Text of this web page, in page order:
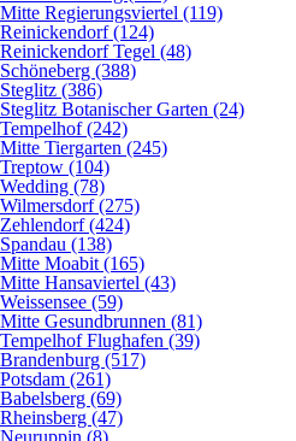
Mitte Regierungsviertel (119)
Reinickendorf (124)
Reinickendorf Tegel (48)
Schöneberg (388)
Steglitz (386)
Steglitz Botanischer Garten (24)
Tempelhof (242)
Mitte Tiergarten (245)
Treptow (104)
Wedding (78)
Wilmersdorf (275)
Zehlendorf (424)
Spandau (138)
Mitte Moabit (165)
Mitte Hansaviertel (43)
Weissensee (59)
Mitte Gesundbrunnen (81)
Tempelhof Flughafen (39)
Brandenburg (517)
Potsdam (261)
Babelsberg (69)
Rheinsberg (47)
Neuruppin (8)